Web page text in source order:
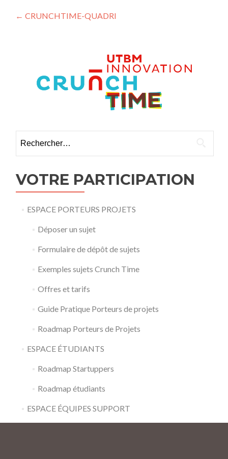
Navigation
← CRUNCHTIME-QUADRI
VOTRE PARTICIPATION
ESPACE PORTEURS PROJETS
Déposer un sujet
Formulaire de dépôt de sujets
Exemples sujets Crunch Time
Offres et tarifs
Guide Pratique Porteurs de projets
Roadmap Porteurs de Projets
ESPACE ÉTUDIANTS
Roadmap Startuppers
Roadmap étudiants
ESPACE ÉQUIPES SUPPORT